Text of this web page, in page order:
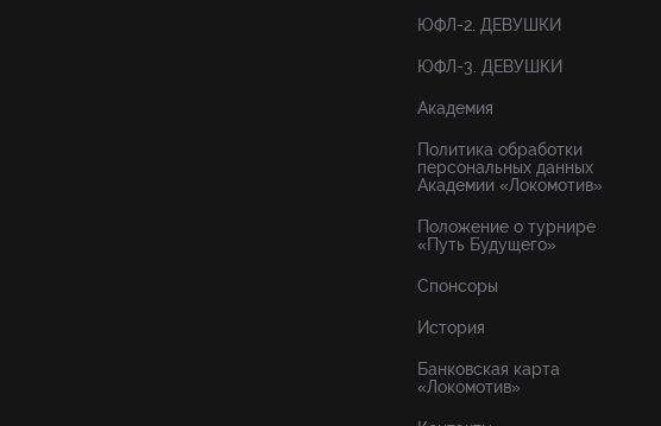
ЮФЛ-2. ДЕВУШКИ
ЮФЛ-3. ДЕВУШКИ
Академия
Политика обработки
персональных данных
Академии «Локомотив»
Положение о турнире
«Путь Будущего»
Спонсоры
История
Банковская карта
«Локомотив»